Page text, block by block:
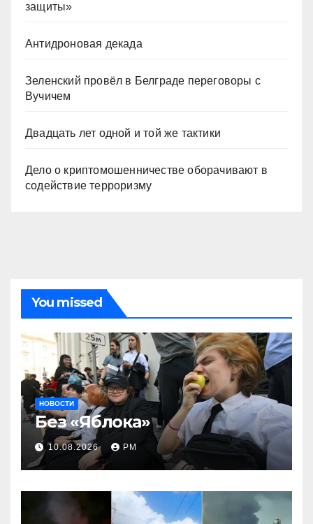
защиты»
Антидроновая декада
Зеленский провёл в Белграде переговоры с
Вучичем
Двадцать лет одной и той же тактики
Дело о криптомошенничестве оборачивают в
содействие терроризму
You missed
НОВОСТИ
Без «Яблока»
10.08.2026 РМ